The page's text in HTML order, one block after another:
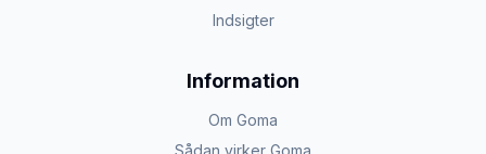
Indsigter
Information
Om Goma
Sådan virker Goma